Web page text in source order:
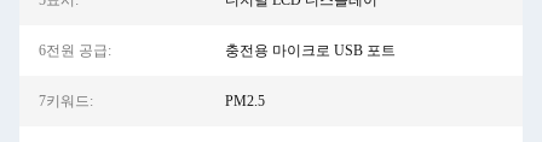
6전원 공급: 충전용 마이크로 USB 포트
7키워드: PM2.5